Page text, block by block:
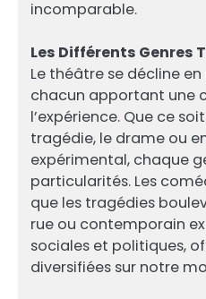
incomparable.
Les Différents Genres
Le théâtre se décline
chacun apportant une
l’expérience. Que ce
tragédie, le drame ou
expérimental, chaque
particularités. Les
que les tragédies
rue ou contemporain
sociales et politiques,
diversifiées sur notre